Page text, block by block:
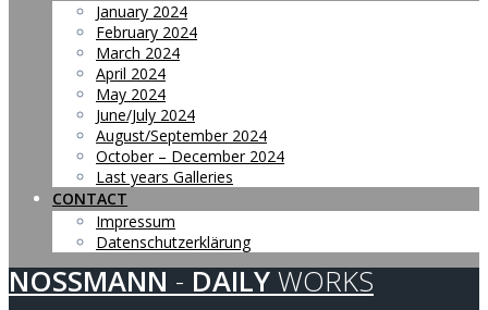
January 2024
February 2024
March 2024
April 2024
May 2024
June/July 2024
August/September 2024
October – December 2024
Last years Galleries
CONTACT
Impressum
Datenschutzerklärung
NOSSMANN - DAILY WORKS